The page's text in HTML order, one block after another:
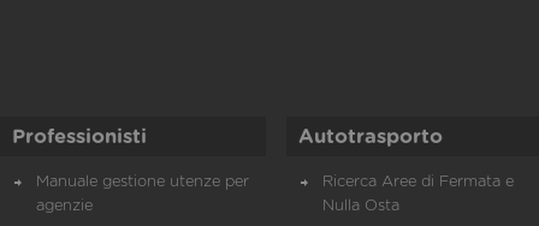
Professionisti
Manuale gestione utenze per
agenzie
Autotrasporto
Ricerca Aree di Fermata e
Nulla Osta